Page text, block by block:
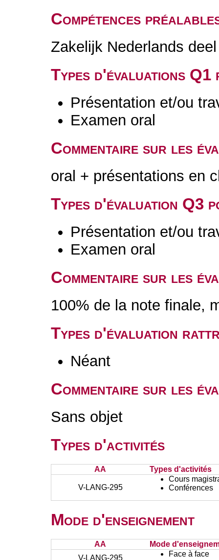
Compétences
Zakelijk Nederlands
Types d'évaluations
Présentation et/ou
Examen oral
Commentaire sur les
oral + présentations en
Types d'évaluation Q3
Présentation et/ou
Examen oral
Commentaire sur les
100% de la note finale,
Types d'évaluation
Néant
Commentaire sur les
Sans objet
Types d'activités
AA Types d'activités
V-LANG-295
Cours
Conférences
Mode d'enseignement
AA
Mode
V-LANG-295
Face à face